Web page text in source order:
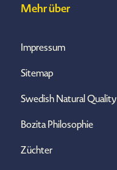
Mehr über
Impressum
Sitemap
Swedish Natural Quality
Bozita Philosophie
Züchter